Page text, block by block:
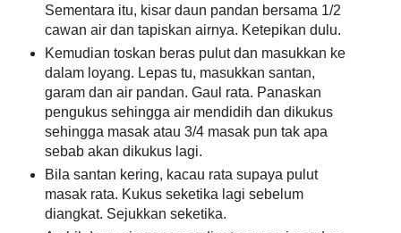
Sementara itu, kisar daun pandan bersama 1/2
cawan air dan tapiskan airnya. Ketepikan dulu.
Kemudian toskan beras pulut dan masukkan ke
dalam loyang. Lepas tu, masukkan santan,
garam dan air pandan. Gaul rata. Panaskan
pengukus sehingga air mendidih dan dikukus
sehingga masak atau 3/4 masak pun tak apa
sebab akan dikukus lagi.
Bila santan kering, kacau rata supaya pulut
masak rata. Kukus seketika lagi sebelum
diangkat. Sejukkan seketika.